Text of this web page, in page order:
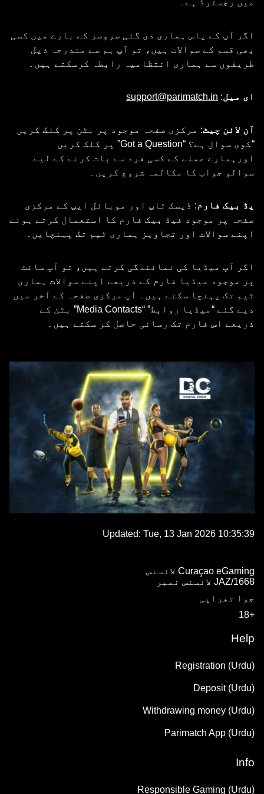
اگر آپ کے پاس ہماری دی گئی سروسز کے بارے میں کسی
بھی قسم کے سوالات ہیں، تو آپ ہم سے مندرجہ ذیل
طریقوں سے ہماری انتظامیہ رابطہ کرسکتے ہیں۔
ای میل:
support@parimatch.in
آن لائن چیٹ: مرکزی صفحہ موجود پر بٹن پر کلک کریں
“کوی سوال ہے؟ “Got a Question” پر کلک کریں
اورہمارے عملے کے کسی فرد سے بات کرنے کے لیے
سوالو جواب کا مکالمہ شروع کریں۔
یڈ بیک فارم: ڈیسک ٹاپ اور موبائل ایپ کے مرکزی
صفحہ پر موجود فیڈ بیک فارم کا استعمال کرتے ہوئے
اپنے سوالات اور تجاویز ہماری ٹیم تک پہنچایں۔
اگر آپ میڈیا کی نمائندگی کرتے ہیں، تو آپ سائٹ
پر موجود میڈیا فارم کے ذریعے اپنے سوالات ہماری
ٹیم تک پہنچا سکتے ہیں۔ آپ مرکزی صفحہ کے آخر میں
دیے گئے “میڈیا روابط” “Media Contacts” بٹن کے
ذریعے اس فارم تک رسائی حاصل کر سکتے ہیں۔
Updated: Tue, 13 Jan 2026 10:35:39
Curaçao eGaming لائسنس
1668/JAZ لائسنس نمبر
جوا تھراپی
+18
Help
Registration (Urdu)
Deposit (Urdu)
Withdrawing money (Urdu)
Parimatch App (Urdu)
Info
Responsible Gaming (Urdu)